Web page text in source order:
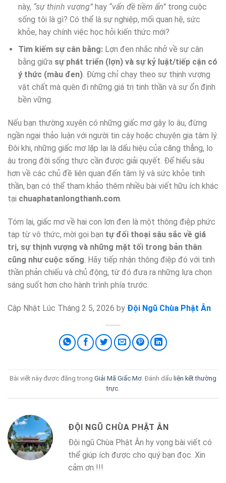
này, “sự thịnh vượng”hay “vấn đề tiềm ẩn”trong cuộc
sống tôi là gì? Có thể là sự nghiệp, mối quan hệ, sức
khỏe, hay chính việc học hỏi kiến thức mới?
Tìm kiếm sự cân bằng:Lợn đen nhắc nhở về sự cân
bằng giữa sự phát triển (lợn) và sự kỷ luật/tiếp cận có
ý thức (màu đen). Đừng chỉ chạy theo sự thịnh vượng
vật chất mà quên đi những giá trị tinh thần và sự ổn định
bền vững.
Nếu bạn thường xuyên có những giấc mơ gây lo âu, đừng
ngần ngại thảo luận với người tin cậy hoặc chuyên gia tâm lý.
Đôi khi, những giấc mơ lặp lại là dấu hiệu của căng thẳng, lo
âu trong đời sống thực cần được giải quyết. Để hiểu sâu
hơn về các chủ đề liên quan đến tâm lý và sức khỏe tinh
thần, bạn có thể tham khảo thêm nhiều bài viết hữu ích khác
tại chuaphatanlongthanh.com.
Tóm lại, giấc mơ về hai con lợn đen là một thông điệp phức
tạp từ vô thức, mời gọi bạn tự đối thoại sâu sắc về giá
trị, sự thịnh vượng và những mặt tối trong bản thân
cũng như cuộc sống . Hãy tiếp nhận thông điệp đó với tinh
thần phản chiếu và chủ động, từ đó đưa ra những lựa chọn
sáng suốt hơn cho hành trình phía trước.
Cập Nhật Lúc Tháng 2 5, 2026 by Đội Ngũ Chùa Phật Ân
Bài viết này được đăng trong Giải Mã Giấc Mơ . Đánh dấu liên kết thường
trực
ĐỘI NGŨ CHÙA PHẬT ÂN
Đội ngũ Chùa Phật Ân hy vọng bài viết có
thể giúp ích được cho quý bạn đọc. Xin
cảm ơn !!!